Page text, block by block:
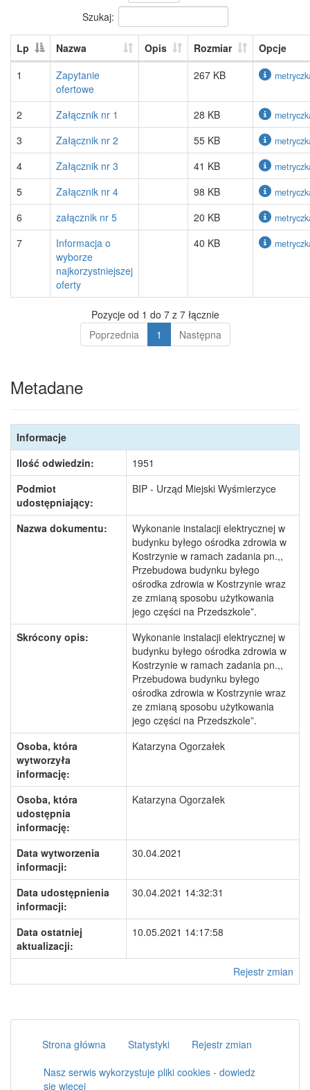
Szukaj:
Lp Nazwa Opis Rozmiar
Opcje
1
Zapytanie
ofertowe
267 KB
2 Załącznik nr 1 28 KB
3 Załącznik nr 2 55 KB
4 Załącznik nr 3 41 KB
5 Załącznik nr 4 98 KB
6 załącznik nr 5 20 KB
7
Informacja o
wyborze
najkorzystniejszej
oferty
40 KB
Pozycje od 1 do 7 z 7 łącznie
Poprzednia
1 Następna
Metadane
Informacje
Ilość odwiedzin:
1951
Podmiot
udostępniający:
BIP - Urząd Miejski Wyśmierzyce
Nazwa dokumentu:
Wykonanie instalacji elektrycznej w
budynku byłego ośrodka zdrowia w
Kostrzynie w ramach zadania pn.,,
Przebudowa budynku byłego
ośrodka zdrowia w Kostrzynie wraz
ze zmianą sposobu użytkowania
jego części na Przedszkole”.
Skrócony opis:
Wykonanie instalacji elektrycznej w
budynku byłego ośrodka zdrowia w
Kostrzynie w ramach zadania pn.,,
Przebudowa budynku byłego
ośrodka zdrowia w Kostrzynie wraz
ze zmianą sposobu użytkowania
jego części na Przedszkole”.
Osoba, która
wytworzyła
informację:
Katarzyna Ogorzałek
Osoba, która
udostępnia
informację:
Katarzyna Ogorzałek
Data wytworzenia
informacji:
30.04.2021
Data udostępnienia
informacji:
30.04.2021 14:32:31
Data ostatniej
aktualizacji:
10.05.2021 14:17:58
Rejestr zmian
Strona główna Statystyki
Rejestr zmian
Nasz serwis wykorzystuje pliki cookies - dowiedz
się więcej